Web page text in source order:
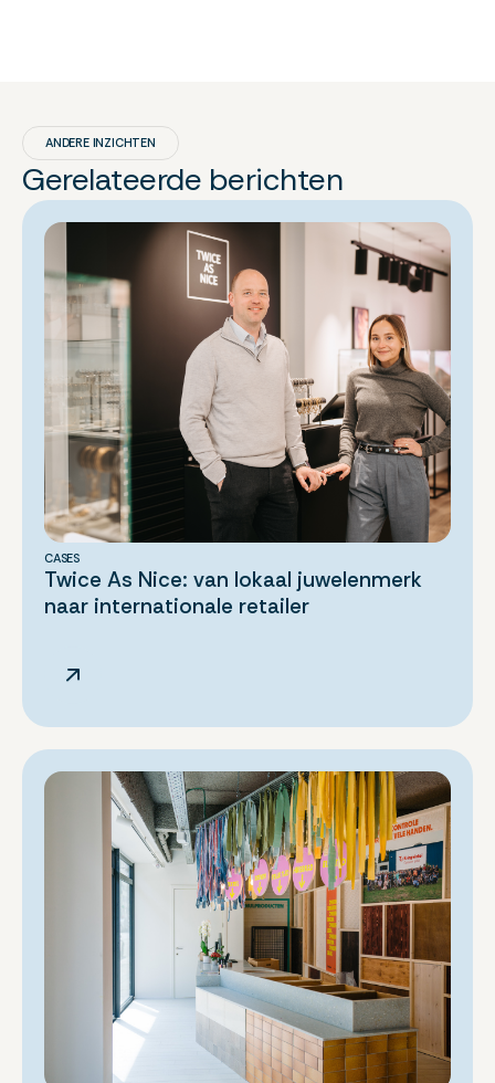
ANDERE INZICHTEN
Gerelateerde berichten
CASES
Twice As Nice: van lokaal juwelenmerk
naar internationale retailer